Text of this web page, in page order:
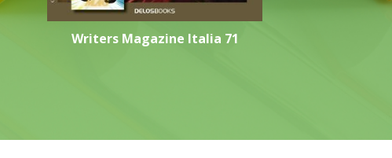
Writers Magazine Italia 71